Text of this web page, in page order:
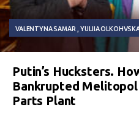
VALENTYNA SAMAR YULIIA
Putin’s Hucksters.
Bankrupted
Parts Plant